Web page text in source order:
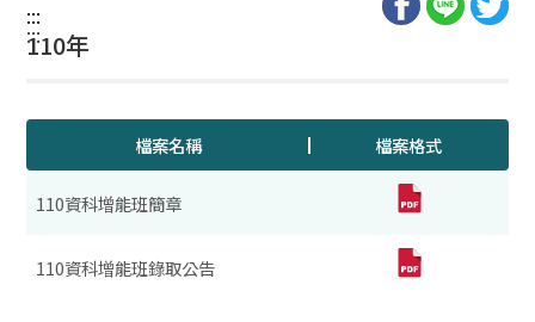
:::
:::
110年
檔案名稱 檔案格式
110資科增能班簡章
110資科增能班錄取公告